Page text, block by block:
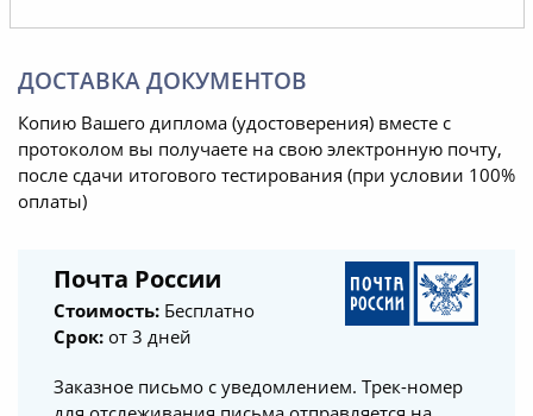
ДОСТАВКА ДОКУМЕНТОВ
Копию Вашего диплома (удостоверения) вместе с
протоколом вы получаете на свою электронную почту,
после сдачи итогового тестирования (при условии 100%
оплаты)
Почта России
Стоимость: Бесплатно
Срок: от 3 дней
Заказное письмо с уведомлением. Трек-номер